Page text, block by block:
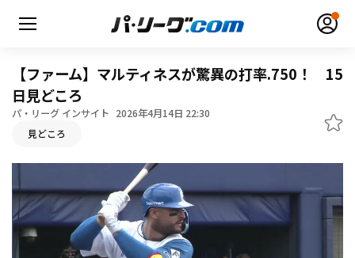
無料アカウント登録
HOME
動画
【ファーム】マルティネスが驚異の打率.750！ 15
日見どころ
パ・リーグ インサイト 2026年4月14日 22:30
見どころ